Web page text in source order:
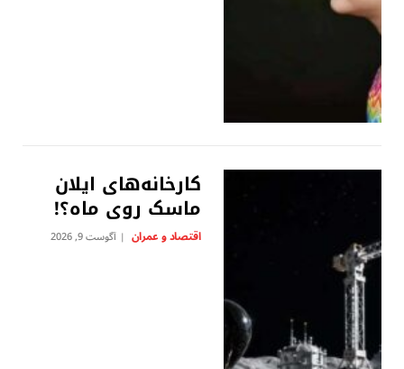
کارخانه‌های ایلان
ماسک روی ماه؟!
اقتصاد و عمران آگوست 9, 2026